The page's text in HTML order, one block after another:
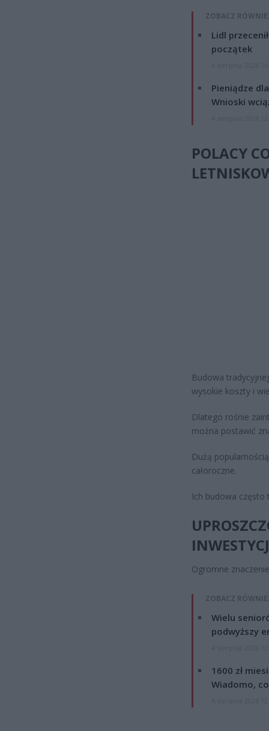
ZOBACZ
Lidl
początek
Pieniądze
Wnioski
POLACY
Budowa
wysokie koszty i
Dlatego rośnie
można postawić
Dużą
całoroczne.
Ich budowa często
Ogromne
ZOBACZ
Wielu
podwyższy
1600 zł
Wiadomo,